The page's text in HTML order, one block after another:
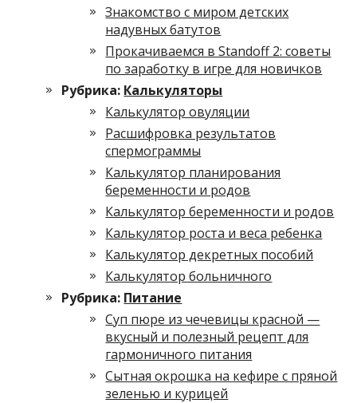
Знакомство с миром детских
надувных батутов
Прокачиваемся в Standoff 2: советы
по заработку в игре для новичков
Рубрика: Калькуляторы
Калькулятор овуляции
Расшифровка результатов
спермограммы
Калькулятор планирования
беременности и родов
Калькулятор беременности и родов
Калькулятор роста и веса ребенка
Калькулятор декретных пособий
Калькулятор больничного
Рубрика: Питание
Суп пюре из чечевицы красной —
вкусный и полезный рецепт для
гармоничного питания
Сытная окрошка на кефире с пряной
зеленью и курицей